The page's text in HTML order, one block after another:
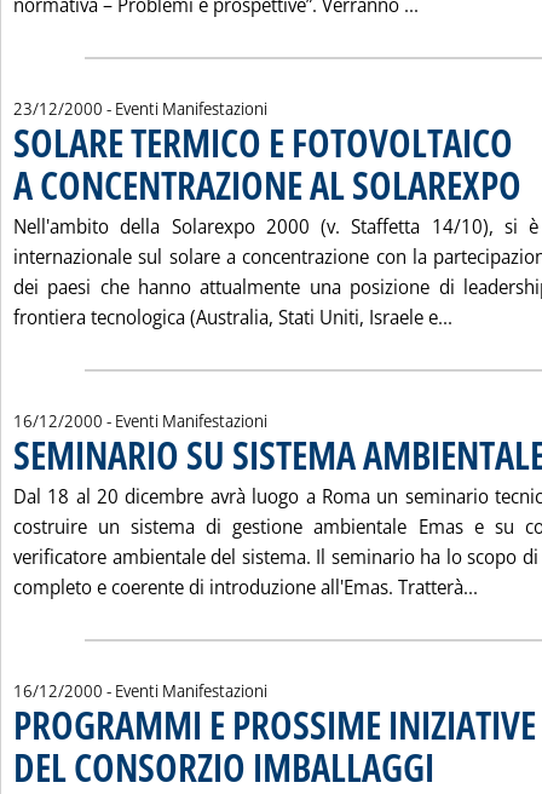
23/12/2000 - Eventi Manifestazioni
SOLARE TERMICO E FOTOVOLTAICO
A CONCENTRAZIONE AL SOLAREXPO
. Pubblicata sabato 23 dicembre 2000 alle 16.5.
Nell'ambito della Solarexpo 2000 (v. Staffetta 14/10), si
internazionale sul solare a concentrazione con la
dei paesi che hanno attualmente una posizione di
frontiera tecnologica (Australia, Stati Uniti, Israele e...
16/12/2000 - Eventi Manifestazioni
SEMINARIO SU SISTEMA
Dal 18 al 20 dicembre avrà luogo a Roma un seminario
costruire un sistema di gestione ambientale Emas e su
verificatore ambientale del sistema. Il seminario ha lo scopo
completo e coerente di introduzione all'Emas. Tratterà...
16/12/2000 - Eventi Manifestazioni
PROGRAMMI E PROSSIME INIZIATIVE
DEL CONSORZIO IMBALLAGGI